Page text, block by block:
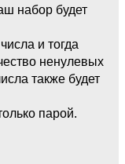
набор будет
и тогда
ненулевых
также будет
парой.